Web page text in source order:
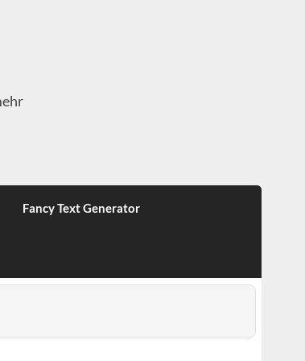
Fancy Text Generator